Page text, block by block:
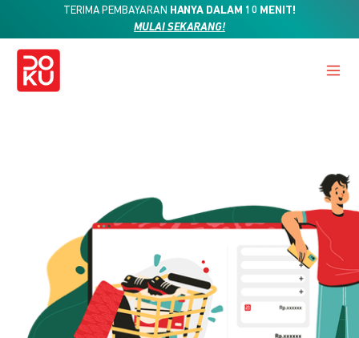
TERIMA PEMBAYARAN HANYA DALAM 10 MENIT!
MULAI SEKARANG!